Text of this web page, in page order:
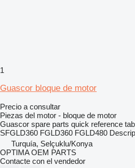
1
Guascor bloque de motor
Precio a consultar
Piezas del motor - bloque de motor
Guascor spare parts quick reference
SFGLD360 FGLD360 FGLD480
Turquía, Selçuklu/Konya
OPTIMA OEM PARTS
Contacte con el vendedor